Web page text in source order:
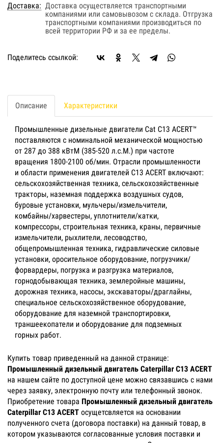
Доставка: Доставка осуществляется транспортными
компаниями или самовывозом с склада. Отгрузка
транспортными компаниями производиться по
всей территории РФ и за ее пределы.
Поделитесь ссылкой:
Описание Характеристики
Промышленные дизельные двигатели Cat C13 ACERT™
поставляются с номинальной механической мощностью
от 287 до 388 кВтМ (385-520 л.с.М.) при частоте
вращения 1800-2100 об/мин. Отрасли промышленности
и области применения двигателей C13 ACERT включают:
сельскохозяйственная техника, сельскохозяйственные
тракторы, наземная поддержка воздушных судов,
буровые установки, мульчеры/измельчители,
комбайны/харвестеры, уплотнители/катки,
компрессоры, строительная техника, краны, первичные
измельчители, рыхлители, лесоводство,
общепромышленная техника, гидравлические силовые
установки, оросительное оборудование, погрузчики/
форвардеры, погрузка и разгрузка материалов,
горнодобывающая техника, землеройные машины,
дорожная техника, насосы, экскаваторы/драглайны,
специальное сельскохозяйственное оборудование,
оборудование для наземной транспортировки,
траншеекопатели и оборудование для подземных
горных работ.
Купить товар приведенный на данной странице:
Промышленный дизельный двигатель Caterpillar C13 ACERT
на нашем сайте по доступной цене можно связавшись с нами
через заявку, электронную почту или телефонный звонок.
Приобретение товара Промышленный дизельный двигатель
Caterpillar C13 ACERT осущетсвляется на основании
полученного счета (договора поставки) на данный товар, в
котором указываются согласованные условия поставки и